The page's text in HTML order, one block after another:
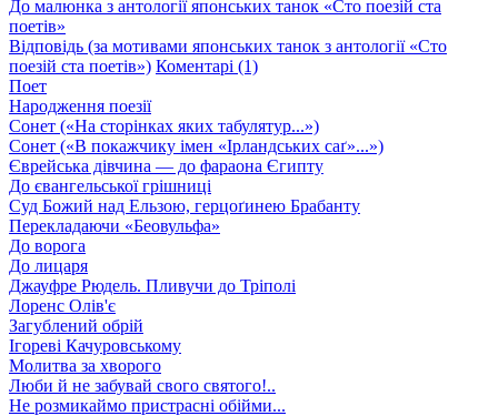
До малюнка з антології японських танок «Сто поезій ста
поетів»
Відповідь (за мотивами японських танок з антології «Сто
поезій ста поетів») Коментарі (1)
Поет
Народження поезії
Сонет («На сторінках яких табулятур...»)
Сонет («В покажчику імен «Ірландських саґ»...»)
Єврейська дівчина — до фараона Єгипту
До євангельської грішниці
Суд Божий над Ельзою, герцоґинею Брабанту
Перекладаючи «Беовульфа»
До ворога
До лицаря
Джауфре Рюдель. Пливучи до Тріполі
Лоренс Олів'є
Загублений обрій
Ігореві Качуровському
Молитва за хворого
Люби й не забувай свого святого!..
Не розмикаймо пристрасні обійми...